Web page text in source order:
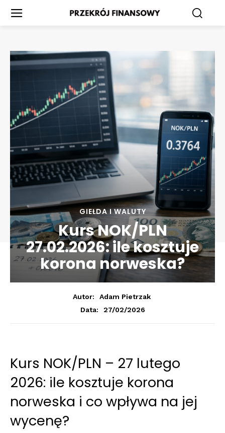
GIEŁDA I WALUTY
Kurs NOK/PLN
27.02.2026: ile kosztuje
korona norweska?
Autor:
Adam Pietrzak
Data:
27/02/2026
Kurs NOK/PLN – 27 lutego
2026: ile kosztuje korona
norweska i co wpływa na jej
wycenę?